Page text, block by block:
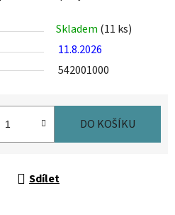
Skladem (11 ks)
11.8.2026
542001000
DO KOŠÍKU
Sdílet